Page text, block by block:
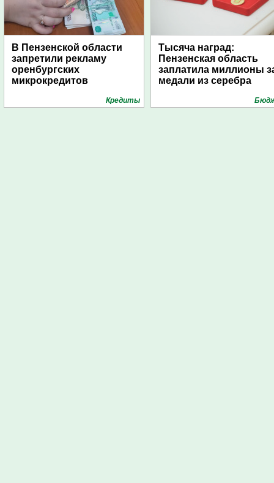
В Пензенской области
запретили рекламу
оренбургских
микрокредитов
Кредиты
Тысяча наград:
Пензенская область
заплатила миллионы
медали из серебра